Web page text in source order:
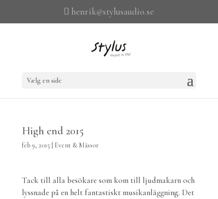
henrik@stylusaudio.se
Vælg en side
High end 2015
feb 9, 2015 Event & Mässor
Tack till alla besökare som kom till ljudmakarn och
lyssnade på en helt fantastiskt musikanläggning. Det